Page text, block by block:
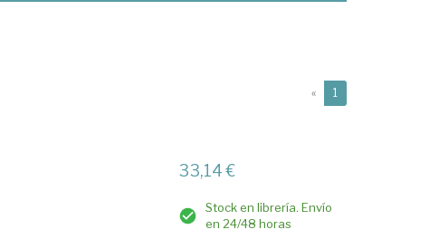
« 1
33,14 €
Stock en librería. Envío
en 24/48 horas